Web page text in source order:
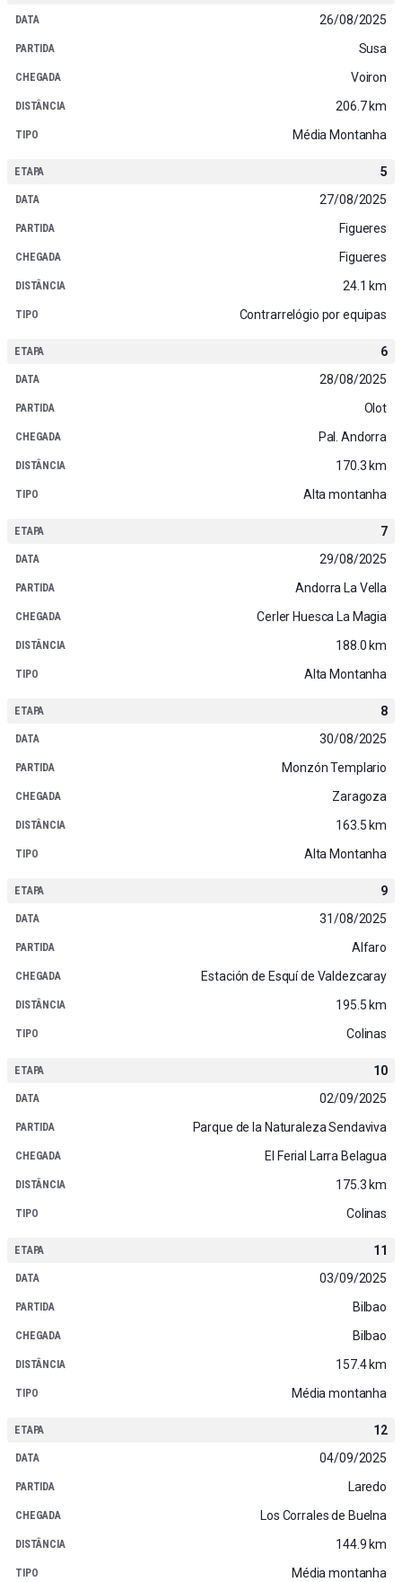
26/08/2025
Susa
Voiron
206.7 km
Média Montanha
5
27/08/2025
Figueres
Figueres
24.1 km
Contrarrelógio por equipas
6
28/08/2025
Olot
Pal. Andorra
170.3 km
Alta montanha
7
29/08/2025
Andorra La Vella
Cerler Huesca La Magia
188.0 km
Alta Montanha
8
30/08/2025
Monzón Templario
Zaragoza
163.5 km
Alta Montanha
9
31/08/2025
Alfaro
Estación de Esquí de Valdezcaray
195.5 km
Colinas
10
02/09/2025
Parque de la Naturaleza Sendaviva
El Ferial Larra Belagua
175.3 km
Colinas
11
03/09/2025
Bilbao
Bilbao
157.4 km
Média montanha
12
04/09/2025
Laredo
Los Corrales de Buelna
144.9 km
Média montanha